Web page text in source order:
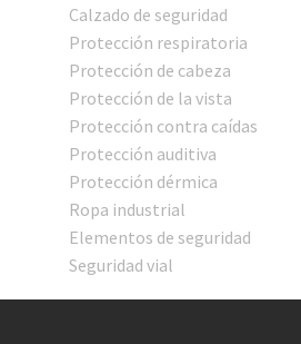
Calzado de seguridad
Protección respiratoria
Protección de cabeza
Protección de la vista
Protección contra caídas
Protección auditiva
Protección dérmica
Ropa industrial
Elementos de seguridad
Seguridad vial